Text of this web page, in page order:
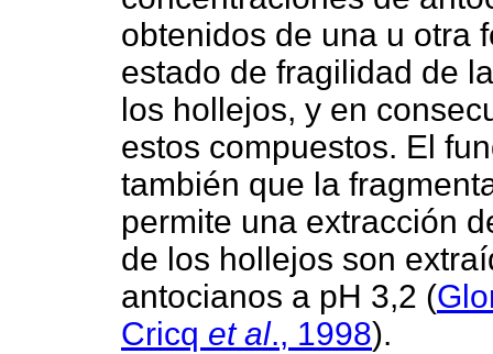
obtenidos de una u otra
estado de fragilidad de
los hollejos, y en
estos compuestos. El
también que la
permite una extracción
de los hollejos son
antocianos a pH 3,2 (
Cricq et al., 1998).